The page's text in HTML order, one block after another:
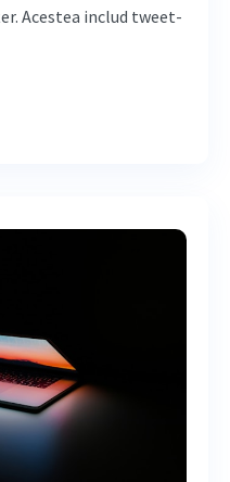
Acestea includ tweet-